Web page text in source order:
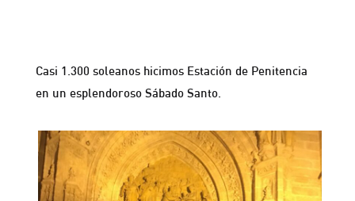
Casi 1.300 soleanos hicimos Estación de Penitencia
en un esplendoroso Sábado Santo.